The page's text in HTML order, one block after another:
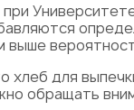
для
обращать